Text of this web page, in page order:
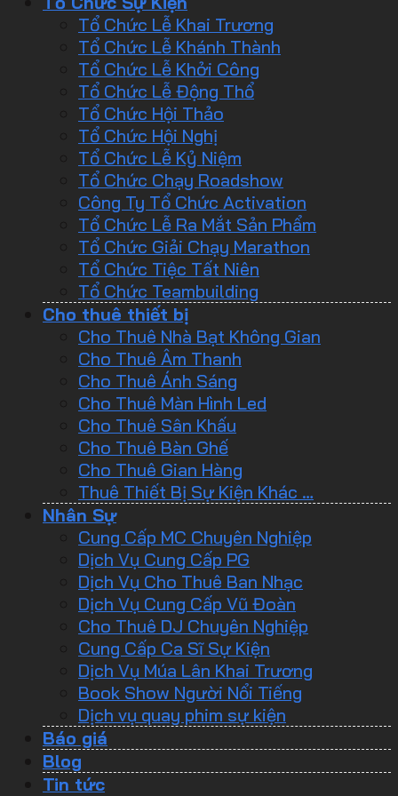
Tổ Chức Lễ Khai Trương
Tổ Chức Lễ Khánh Thành
Tổ Chức Lễ Khởi Công
Tổ Chức Lễ Động Thổ
Tổ Chức Hội Thảo
Tổ Chức Hội Nghị
Tổ Chức Lễ Kỷ Niệm
Tổ Chức Chạy Roadshow
Công Ty Tổ Chức Activation
Tổ Chức Lễ Ra Mắt Sản Phẩm
Tổ Chức Giải Chạy Marathon
Tổ Chức Tiệc Tất Niên
Tổ Chức Teambuilding
Cho thuê thiết bị
Cho Thuê Nhà Bạt Không Gian
Cho Thuê Âm Thanh
Cho Thuê Ánh Sáng
Cho Thuê Màn Hình Led
Cho Thuê Sân Khấu
Cho Thuê Bàn Ghế
Cho Thuê Gian Hàng
Thuê Thiết Bị Sự Kiện Khác …
Nhân Sự
Cung Cấp MC Chuyên Nghiệp
Dịch Vụ Cung Cấp PG
Dịch Vụ Cho Thuê Ban Nhạc
Dịch Vụ Cung Cấp Vũ Đoàn
Cho Thuê DJ Chuyên Nghiệp
Cung Cấp Ca Sĩ Sự Kiện
Dịch Vụ Múa Lân Khai Trương
Book Show Người Nổi Tiếng
Dịch vụ quay phim sự kiện
Báo giá
Blog
Tin tức